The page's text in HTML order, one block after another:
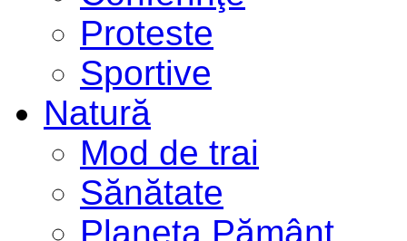
Proteste
Sportive
Natură
Mod de trai
Sănătate
Planeta Pământ